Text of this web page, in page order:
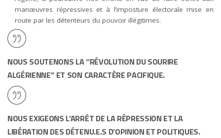
manœuvres répressives et à l’imposture électorale mise en
route par les détenteurs du pouvoir illégitimes.
NOUS SOUTENONS LA ‘’RÉVOLUTION DU SOURIRE
ALGÉRIENNE’’ ET SON CARACTÈRE PACIFIQUE.
NOUS EXIGEONS L’ARRÊT DE LA RÉPRESSION ET LA
LIBÉRATION DES DÉTENU.E.S D’OPINION ET POLITIQUES.